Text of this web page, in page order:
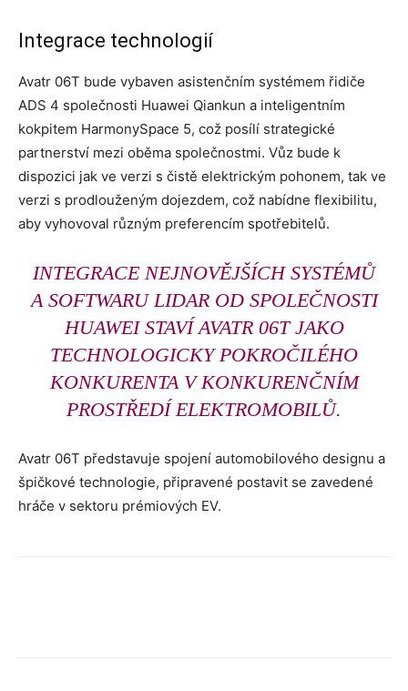
Integrace technologií
Avatr 06T bude vybaven asistenčním systémem řidiče
ADS 4 společnosti Huawei Qiankun a inteligentním
kokpitem HarmonySpace 5, což posílí strategické
partnerství mezi oběma společnostmi. Vůz bude k
dispozici jak ve verzi s čistě elektrickým pohonem, tak ve
verzi s prodlouženým dojezdem, což nabídne flexibilitu,
aby vyhovoval různým preferencím spotřebitelů.
INTEGRACE NEJNOVĚJŠÍCH SYSTÉMŮ
A SOFTWARU LIDAR OD SPOLEČNOSTI
HUAWEI STAVÍ AVATR 06T JAKO
TECHNOLOGICKY POKROČILÉHO
KONKURENTA V KONKURENČNÍM
PROSTŘEDÍ ELEKTROMOBILŮ.
Avatr 06T představuje spojení automobilového designu a
špičkové technologie, připravené postavit se zavedené
hráče v sektoru prémiových EV.